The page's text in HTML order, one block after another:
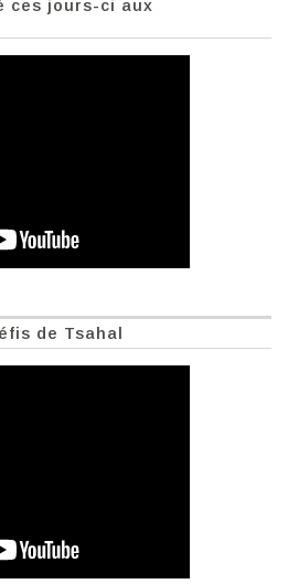
ces jours-ci aux
de Tsahal